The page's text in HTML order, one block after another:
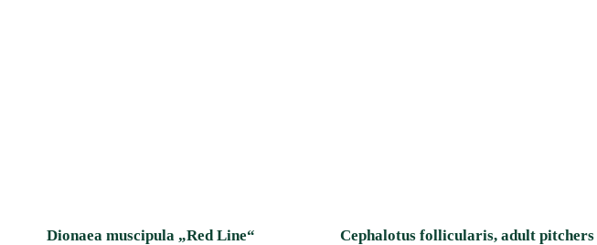
Dionaea muscipula „Red Line“ Cephalotus follicularis, adult pitchers